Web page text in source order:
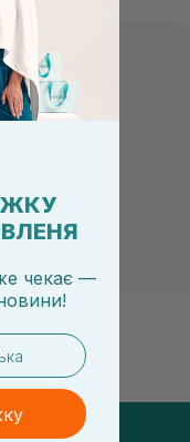
UAH
чекає —